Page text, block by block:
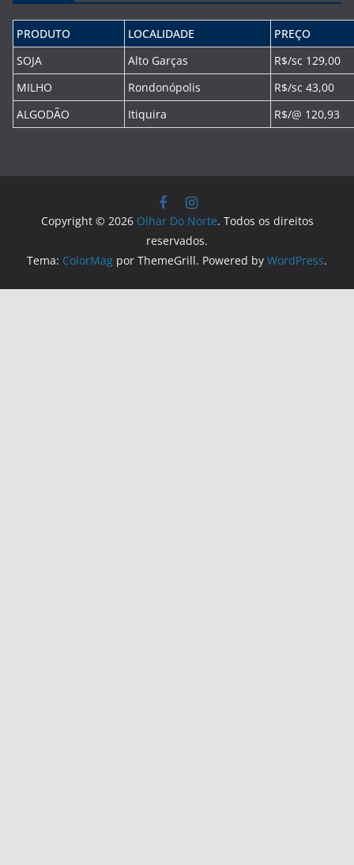
PRODUTO LOCALIDADE
PREÇO
SOJA
Alto Garças
R$/sc 129,00
MILHO
Rondonópolis
R$/sc 43,00
ALGODÃO
Itiquira R$/@ 120,93
Copyright © 2026 Olhar Do Norte. Todos os direitos
reservados.
Tema: ColorMag por ThemeGrill. Powered by WordPress.